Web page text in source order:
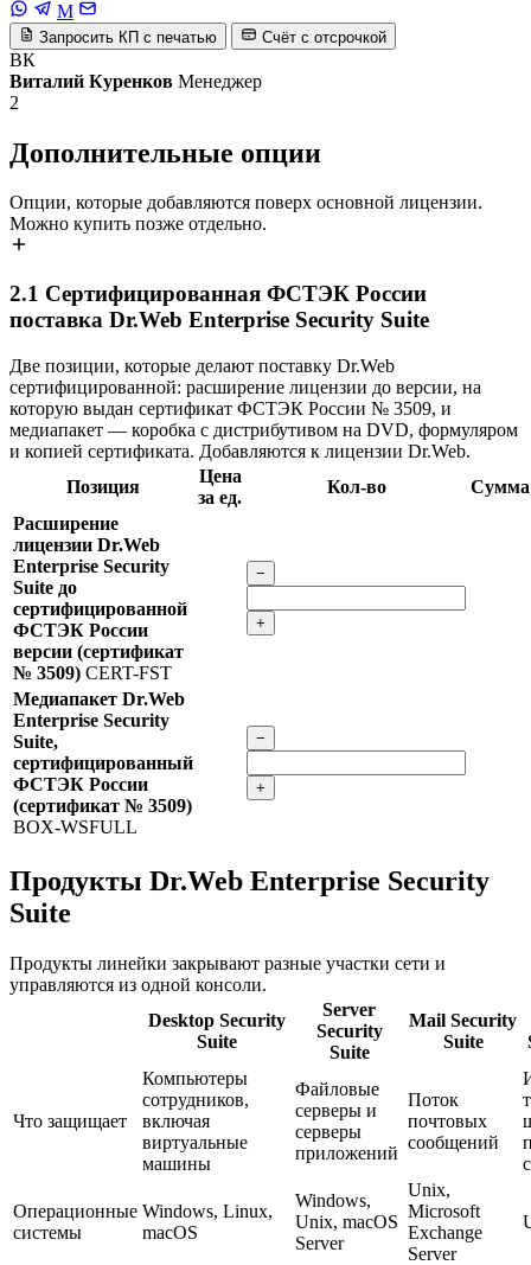
M
Запросить КП с печатью Счёт с отсрочкой
ВК
Виталий Куренков Менеджер
2
Дополнительные опции
Опции, которые добавляются поверх основной лицензии.
Можно купить позже отдельно.
2.1 Сертифицированная ФСТЭК России
поставка Dr.Web Enterprise Security Suite
Две позиции, которые делают поставку Dr.Web
сертифицированной: расширение лицензии до версии, на
которую выдан сертификат ФСТЭК России № 3509, и
медиапакет — коробка с дистрибутивом на DVD, формуляром
и копией сертификата. Добавляются к лицензии Dr.Web.
Позиция
Цена
за ед.
Кол-во
Сумма
Расширение
лицензии Dr.Web
Enterprise Security
Suite до
сертифицированной
ФСТЭК России
версии (сертификат
№ 3509) CERT-FST
−
+
Медиапакет Dr.Web
Enterprise Security
Suite,
сертифицированный
ФСТЭК России
(сертификат № 3509)
BOX-WSFULL
−
+
Продукты Dr.Web Enterprise Security
Suite
Продукты линейки закрывают разные участки сети и
управляются из одной консоли.
Desktop Security
Suite
Server
Security
Suite
Mail Security
Suite
Что защищает
Компьютеры
сотрудников,
включая
виртуальные
машины
Файловые
серверы и
серверы
приложений
Поток
почтовых
сообщений
Операционные
системы
Windows, Linux,
macOS
Windows,
Unix, macOS
Server
Unix,
Microsoft
Exchange
Server